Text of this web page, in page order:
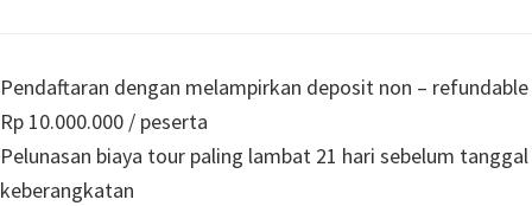
Pendaftaran dengan melampirkan deposit non – refundable
Rp 10.000.000 / peserta
Pelunasan biaya tour paling lambat 21 hari sebelum tanggal
keberangkatan